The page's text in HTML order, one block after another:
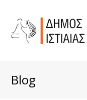
Blog